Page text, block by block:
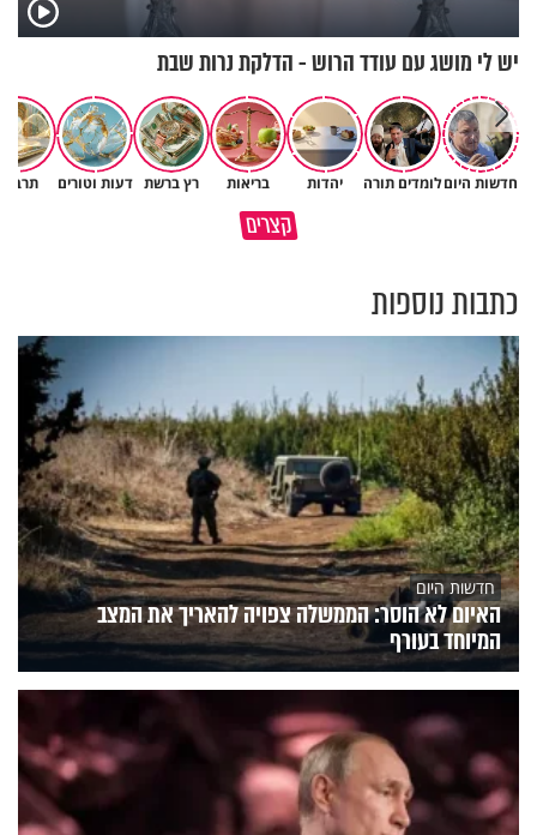
יש לי מושג עם עודד הרוש - הדלקת נרות שבת
חדשות היוםלומדים תורה יהדות בריאות רץ ברשת דעות וטורים
קצרים
באיזה ארץ לומדים יותר גמרא
כתבות נוספות
חדשות היום
האיום לא הוסר: הממשלה צפויה להאריך את המצב
המיוחד בעורף